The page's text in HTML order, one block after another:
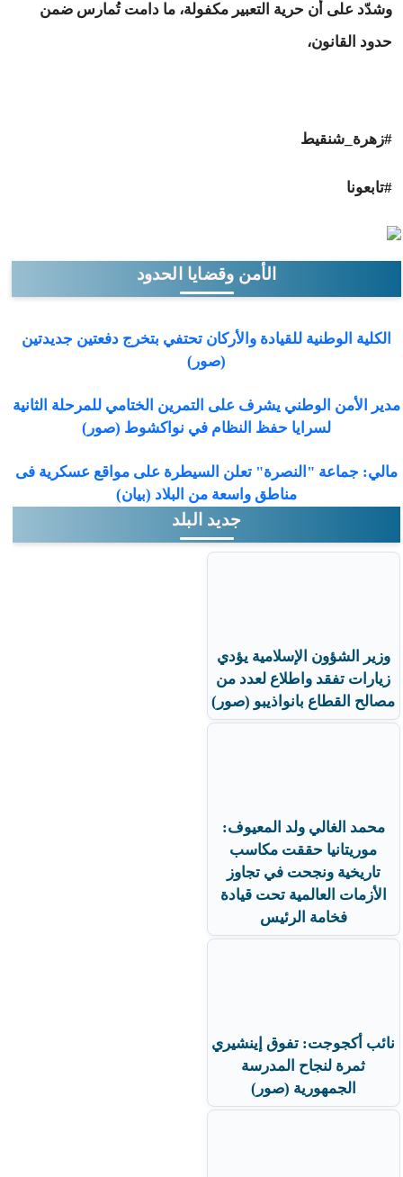
وشدّد على أن حرية التعبير مكفولة، ما دامت تُمارس ضمن
حدود القانون،
#زهرة_شنقيط
#تابعونا
الأمن وقضايا الحدود
الكلية الوطنية للقيادة والأركان تحتفي بتخرج دفعتين جديدتين
(صور)
مدير الأمن الوطني يشرف على التمرين الختامي للمرحلة الثانية
لسرايا حفظ النظام في نواكشوط (صور)
مالي: جماعة "النصرة" تعلن السيطرة على مواقع عسكرية فى
مناطق واسعة من البلاد (بيان)
جديد البلد
وزير الشؤون الإسلامية يؤدي
زيارات تفقد واطلاع لعدد من
مصالح القطاع بانواذيبو (صور)
محمد الغالي ولد المعيوف:
موريتانيا حققت مكاسب
تاريخية ونجحت في تجاوز
الأزمات العالمية تحت قيادة
فخامة الرئيس
نائب أكجوجت: تفوق إينشيري
ثمرة لنجاح المدرسة
الجمهورية (صور)